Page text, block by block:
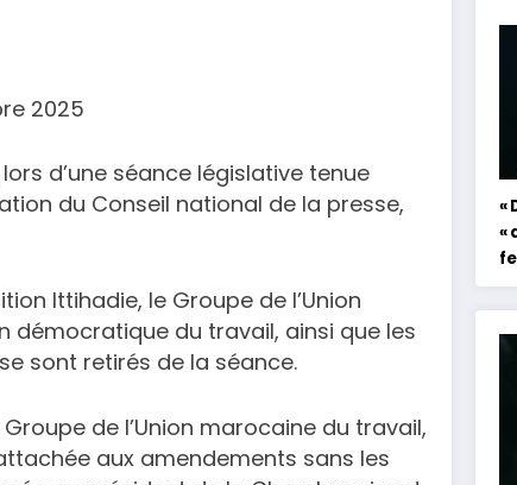
2025
d’une séance législative tenue
du Conseil national de la presse,
Ittihadie, le Groupe de l’Union
démocratique du travail, ainsi que les
sont retirés de la séance.
de l’Union marocaine du travail,
aux amendements sans les
«
«